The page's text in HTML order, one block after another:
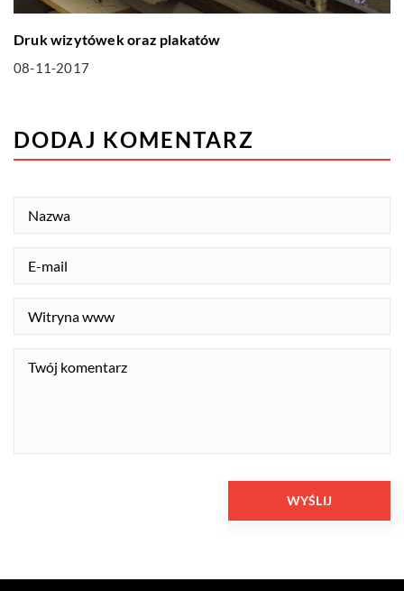
Druk wizytówek oraz plakatów
08-11-2017
DODAJ KOMENTARZ